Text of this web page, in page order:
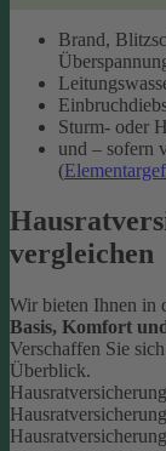
Brand,
Sturm- oder
und – sofern
(
vergleichen
Wir bieten Ihnen in
Basis, Komfort
Verschaffen Sie
Überblick.